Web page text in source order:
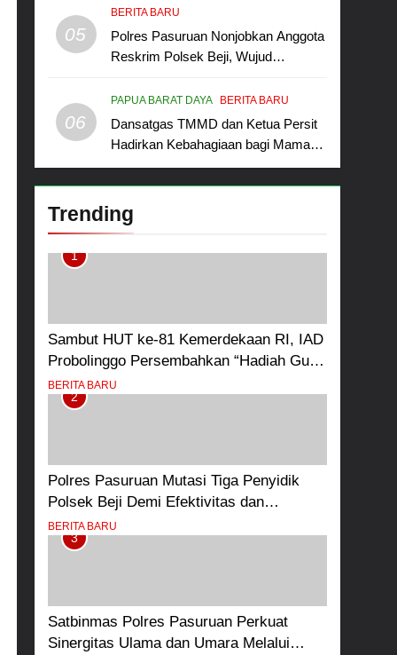
05
BERITA BARU
Polres Pasuruan Nonjobkan Anggota
Reskrim Polsek Beji, Wujud
Dugaan Penganiayaan
06
PAPUA BARAT DAYA BERITA BARU
Dansatgas TMMD dan Ketua Persit
Hadirkan Kebahagiaan bagi Mama-
Mama dan Anak-Anak Kampung
Sesor
Trending
1
Sambut HUT ke-81 Kemerdekaan RI, IAD
Probolinggo Persembahkan “Hadiah Guru
Mengabdi”: 100 Beasiswa Pascasarjana
bagi Guru Non-ASN sebagai Pahlawan
BERITA BARU
2
Polres Pasuruan Mutasi Tiga Penyidik
Polsek Beji Demi Efektivitas dan
Kelancaran Proses Penyidikan
BERITA BARU
3
Satbinmas Polres Pasuruan Perkuat
Sinergitas Ulama dan Umara Melalui